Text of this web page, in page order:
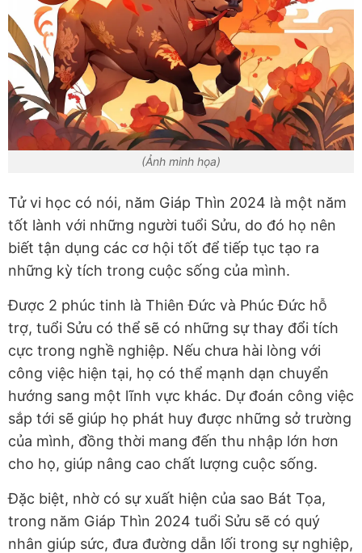
(Ảnh minh họa)
Tử vi học có nói, năm Giáp Thìn 2024 là một năm
tốt lành với những người tuổi Sửu, do đó họ nên
biết tận dụng các cơ hội tốt để tiếp tục tạo ra
những kỳ tích trong cuộc sống của mình.
Được 2 phúc tinh là Thiên Đức và Phúc Đức hỗ
trợ, tuổi Sửu có thể sẽ có những sự thay đổi tích
cực trong nghề nghiệp. Nếu chưa hài lòng với
công việc hiện tại, họ có thể mạnh dạn chuyển
hướng sang một lĩnh vực khác. Dự đoán công việc
sắp tới sẽ giúp họ phát huy được những sở trường
của mình, đồng thời mang đến thu nhập lớn hơn
cho họ, giúp nâng cao chất lượng cuộc sống.
Đặc biệt, nhờ có sự xuất hiện của sao Bát Tọa,
trong năm Giáp Thìn 2024 tuổi Sửu sẽ có quý
nhân giúp sức, đưa đường dẫn lối trong sự nghiệp,